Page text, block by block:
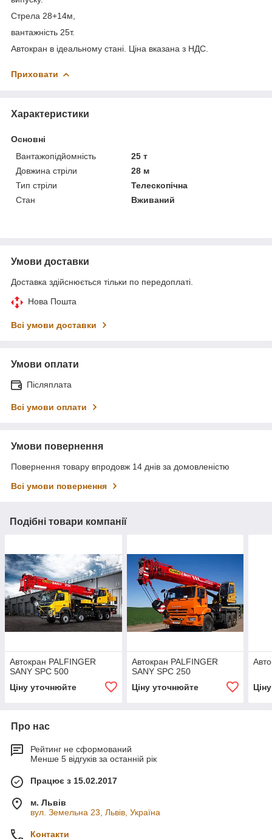
Стрела 28+14м,
вантажність 25т.
Автокран в ідеальному стані. Ціна вказана з НДС.
Приховати
Характеристики
Основні
Вантажопідйомність
25 т
Довжина стріли
28 м
Тип стріли
Телескопічна
Стан
Вживаний
Умови доставки
Доставка здійснюється тільки по передоплаті.
Нова Пошта
Всі умови доставки
Умови оплати
Післяплата
Всі умови оплати
Умови повернення
Повернення товару впродовж 14 днів за домовленістю
Всі умови повернення
Подібні товари компанії
Автокран PALFINGER
SANY SPC 500
Ціну уточнюйте
Автокран PALFINGER
SANY SPC 250
Ціну уточнюйте
Про нас
Рейтинг не сформований
Менше 5 відгуків за останній рік
Працює з 15.02.2017
м. Львів
вул. Земельна 23, Львів, Україна
Контакти